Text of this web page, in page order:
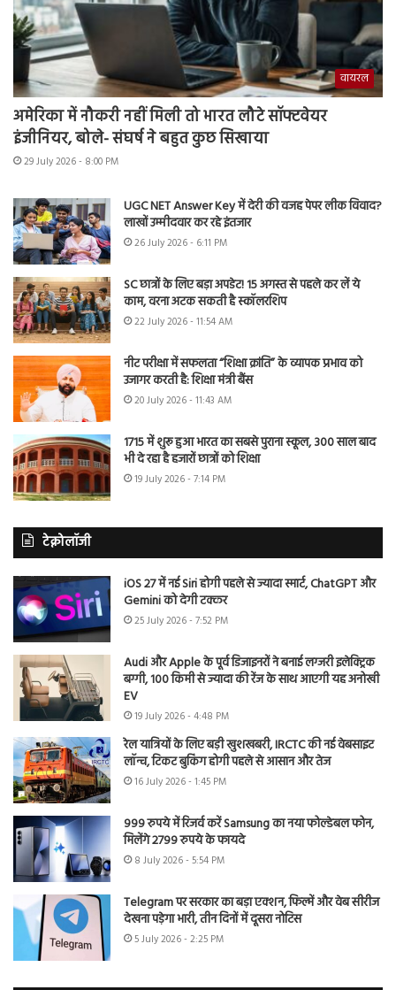
वायरल
अमेरिका में नौकरी नहीं मिली तो भारत लौटे सॉफ्टवेयर
इंजीनियर, बोले- संघर्ष ने बहुत कुछ सिखाया
29 July 2026 - 8:00 PM
UGC NET Answer Key में देरी की वजह पेपर लीक विवाद?
लाखों उम्मीदवार कर रहे इंतजार
26 July 2026 - 6:11 PM
SC छात्रों के लिए बड़ा अपडेट! 15 अगस्त से पहले कर लें ये
काम, वरना अटक सकती है स्कॉलरशिप
22 July 2026 - 11:54 AM
नीट परीक्षा में सफलता “शिक्षा क्रांति” के व्यापक प्रभाव को
उजागर करती है: शिक्षा मंत्री बैंस
20 July 2026 - 11:43 AM
1715 में शुरू हुआ भारत का सबसे पुराना स्कूल, 300 साल बाद
भी दे रहा है हजारों छात्रों को शिक्षा
19 July 2026 - 7:14 PM
टेक्नोलॉजी
iOS 27 में नई Siri होगी पहले से ज्यादा स्मार्ट, ChatGPT और
Gemini को देगी टक्कर
25 July 2026 - 7:52 PM
Audi और Apple के पूर्व डिजाइनरों ने बनाई लग्जरी इलेक्ट्रिक
बग्गी, 100 किमी से ज्यादा की रेंज के साथ आएगी यह अनोखी
EV
19 July 2026 - 4:48 PM
रेल यात्रियों के लिए बड़ी खुशखबरी, IRCTC की नई वेबसाइट
लॉन्च, टिकट बुकिंग होगी पहले से आसान और तेज
16 July 2026 - 1:45 PM
999 रुपये में रिजर्व करें Samsung का नया फोल्डेबल फोन,
मिलेंगे 2799 रुपये के फायदे
8 July 2026 - 5:54 PM
Telegram पर सरकार का बड़ा एक्शन, फिल्में और वेब सीरीज
देखना पड़ेगा भारी, तीन दिनों में दूसरा नोटिस
5 July 2026 - 2:25 PM